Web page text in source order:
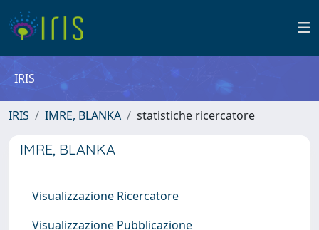
IRIS
IRIS IMRE, BLANKA statistiche ricercatore
IMRE, BLANKA
Visualizzazione Ricercatore
Visualizzazione Pubblicazione